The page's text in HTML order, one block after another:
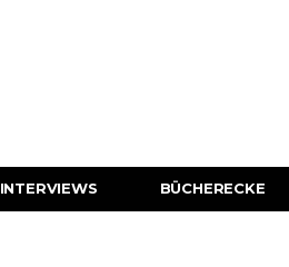
INTERVIEWS BÜCHERECKE